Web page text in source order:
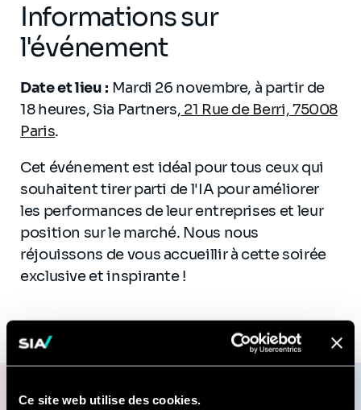
Ce site web utilise des cookies.
Informations sur
l'événement
Date et lieu : Mardi 26 novembre, à partir de
18 heures, Sia Partners, 21 Rue de Berri, 75008
Paris.
Cet événement est idéal pour tous ceux qui
souhaitent tirer parti de l'IA pour améliorer
les performances de leur entreprises et leur
position sur le marché. Nous nous
réjouissons de vous accueillir à cette soirée
exclusive et inspirante !
Inscrivez-vous dès